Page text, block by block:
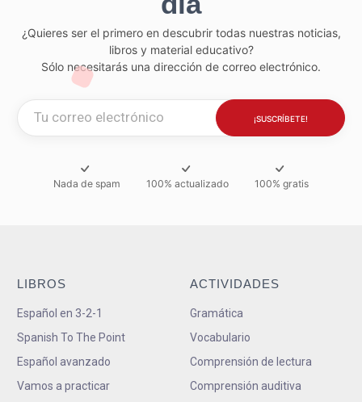
¿Quieres ser el primero en descubrir todas nuestras noticias,
libros y material educativo?
Sólo necesitarás una dirección de correo electrónico.
Nada de spam 100% actualizado 100% gratis
LIBROS
Español en 3-2-1
Spanish To The Point
Español avanzado
Vamos a practicar
ACTIVIDADES
Gramática
Vocabulario
Comprensión de lectura
Comprensión auditiva